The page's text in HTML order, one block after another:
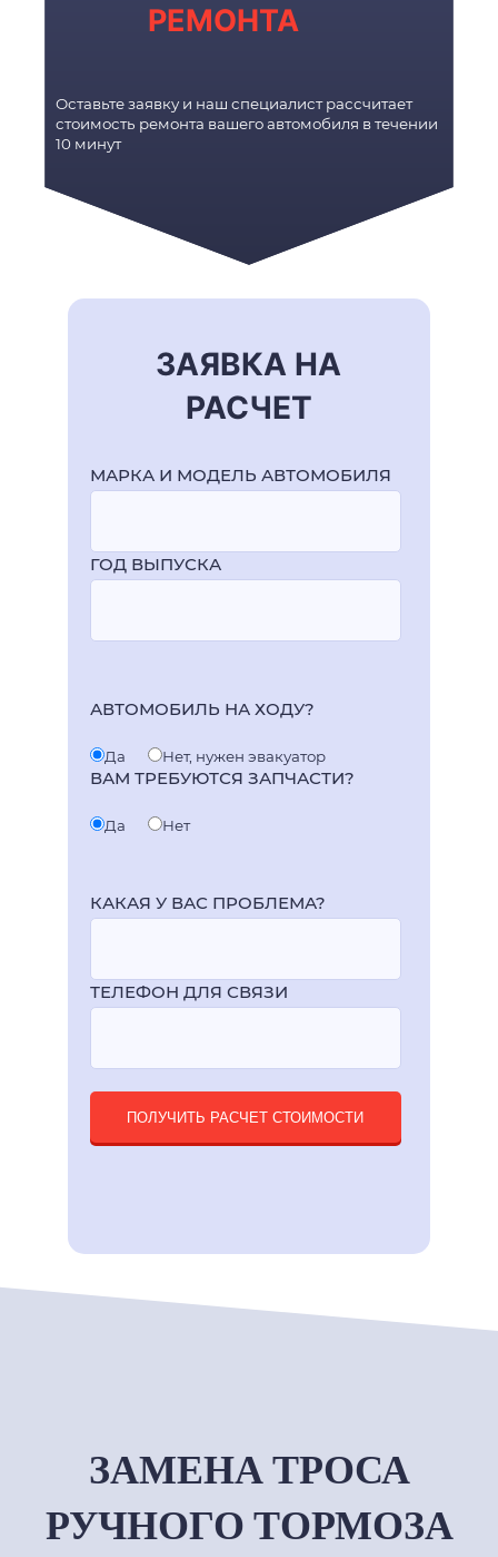
РЕМОНТА
Оставьте заявку и наш специалист рассчитает
стоимость ремонта вашего автомобиля в течении
10 минут
ЗАЯВКА НА
РАСЧЕТ
МАРКА И МОДЕЛЬ АВТОМОБИЛЯ
ГОД ВЫПУСКА
АВТОМОБИЛЬ НА ХОДУ?
Да Нет, нужен эвакуатор
ВАМ ТРЕБУЮТСЯ ЗАПЧАСТИ?
Да Нет
КАКАЯ У ВАС ПРОБЛЕМА?
ТЕЛЕФОН ДЛЯ СВЯЗИ
ПОЛУЧИТЬ РАСЧЕТ СТОИМОСТИ
ЗАМЕНА ТРОСА
РУЧНОГО ТОРМОЗА